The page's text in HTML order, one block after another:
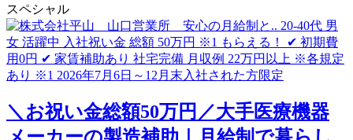
スペシャル
＼お祝い金総額50万円／大手医療機器